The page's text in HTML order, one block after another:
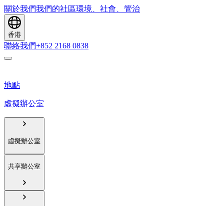
關於我們我們的社區環境、社會、管治
香港
聯絡我們+852 2168 0838
地點
虛擬辦公室
虛擬辦公室
共享辦公室